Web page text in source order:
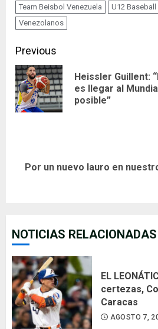
Team Beisbol Venezuela
U12
Venezolanos
Continue
Reading
Previous
Heissler Guillent:
es llegar al
posible”
Next
Por un nuevo lauro en
NOTICIAS RELACIONADAS
EL
certezas,
Caracas
AGOSTO 7,